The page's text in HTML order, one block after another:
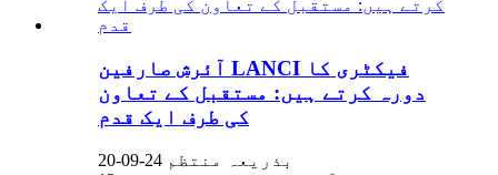
آئرش صارفین LANCI فیکٹری کا
دورہ کرتے ہیں: مستقبل کے تعاون
کی طرف ایک قدم
بذریعہ منتظم 24-09-20